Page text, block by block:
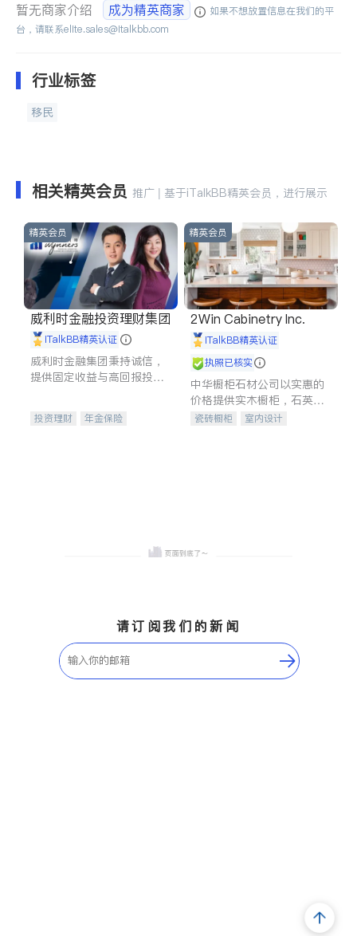
暂无商家介绍 成为精英商家
如果不想放置信息在我们的平
台，请联系elite.sales@italkbb.com
行业标签
移民
相关精英会员 推广 | 基于iTalkBB精英会员，进行展示
精英会员
威利时金融投资理财集团
iTalkBB精英认证
威利时金融集团秉持诚信，
提供固定收益与高回报投资
合，助力客户实现目标
投资理财
年金保险
精英会员
2Win Cabinetry Inc.
iTalkBB精英认证
执照已核实
中华橱柜石材公司以实惠的
价格提供实木橱柜，石英石
台面，多种优质不锈钢水
瓷砖橱柜
室内设计
请订阅我们的新闻